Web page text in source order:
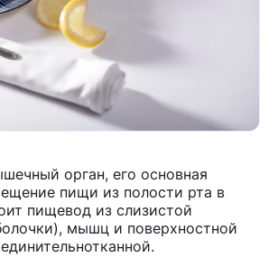
орган, его основная
пищи из полости рта в
пищевод из слизистой
мышц и поверхностной